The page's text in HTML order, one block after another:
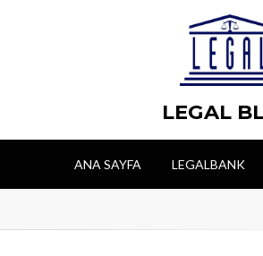
LEGAL
ANA SAYFA LEGALBANK